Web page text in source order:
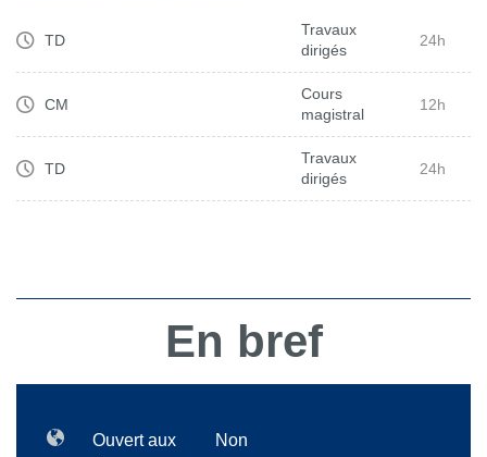
TD
Travaux
dirigés
24h
CM
Cours
magistral
12h
TD
Travaux
dirigés
24h
En bref
Ouvert aux
Non